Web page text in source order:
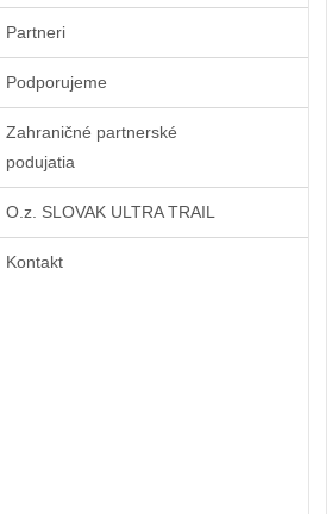
Partneri
Podporujeme
Zahraničné partnerské
podujatia
O.z. SLOVAK ULTRA TRAIL
Kontakt